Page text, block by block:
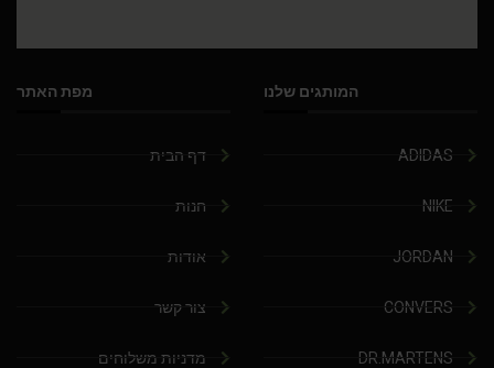
המותגים שלנו
ADIDAS
NIKE
JORDAN
CONVERS
DR.MARTENS
מפת האתר
דף הבית
חנות
אודות
צור קשר
מדניות משלוחים